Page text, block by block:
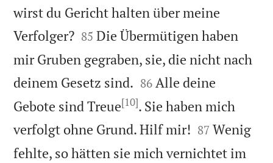
wirst du Gericht halten über meine
Verfolger?
85 Die Übermütigen haben
mir Gruben gegraben, sie, die nicht nach
deinem Gesetz sind. 

86 Alle deine
Gebote sind Treue[10]. Sie haben mich
verfolgt ohne Grund. Hilf mir! 

87 Wenig
fehlte, so hätten sie mich vernichtet im